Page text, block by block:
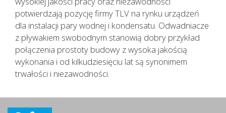
potwierdzają pozycję firmy TLV na rynku urządzeń
dla instalacji pary wodnej i kondensatu. Odwadniacze
z pływakiem swobodnym stanowią dobry przykład
połączenia prostoty budowy z wysoka jakością
wykonania i od kilkudziesięciu lat są synonimem
trwałości i niezawodności.